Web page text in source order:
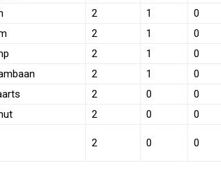
2 1 0
2 1 0
2 1 0
2 1 0
2 0 0
2 0 0
2 0 0